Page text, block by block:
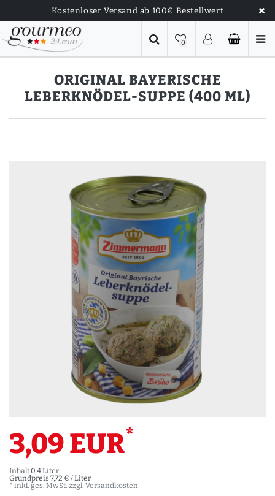
Kostenloser Versand ab 100€ Bestellwert
0
ORIGINAL BAYERISCHE
LEBERKNÖDEL-SUPPE (400 ML)
3,09 EUR*
Inhalt0,4Liter
Grundpreis 7,72 € / Liter
* inkl. ges. MwSt. zzgl. Versandkosten